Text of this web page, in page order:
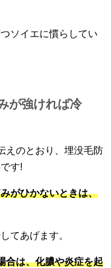
ソイエに慣らしてい
が強ければ冷
えのとおり、埋没毛防
す!
がひかないときは、
てあげます。
合は、化膿や炎症を起